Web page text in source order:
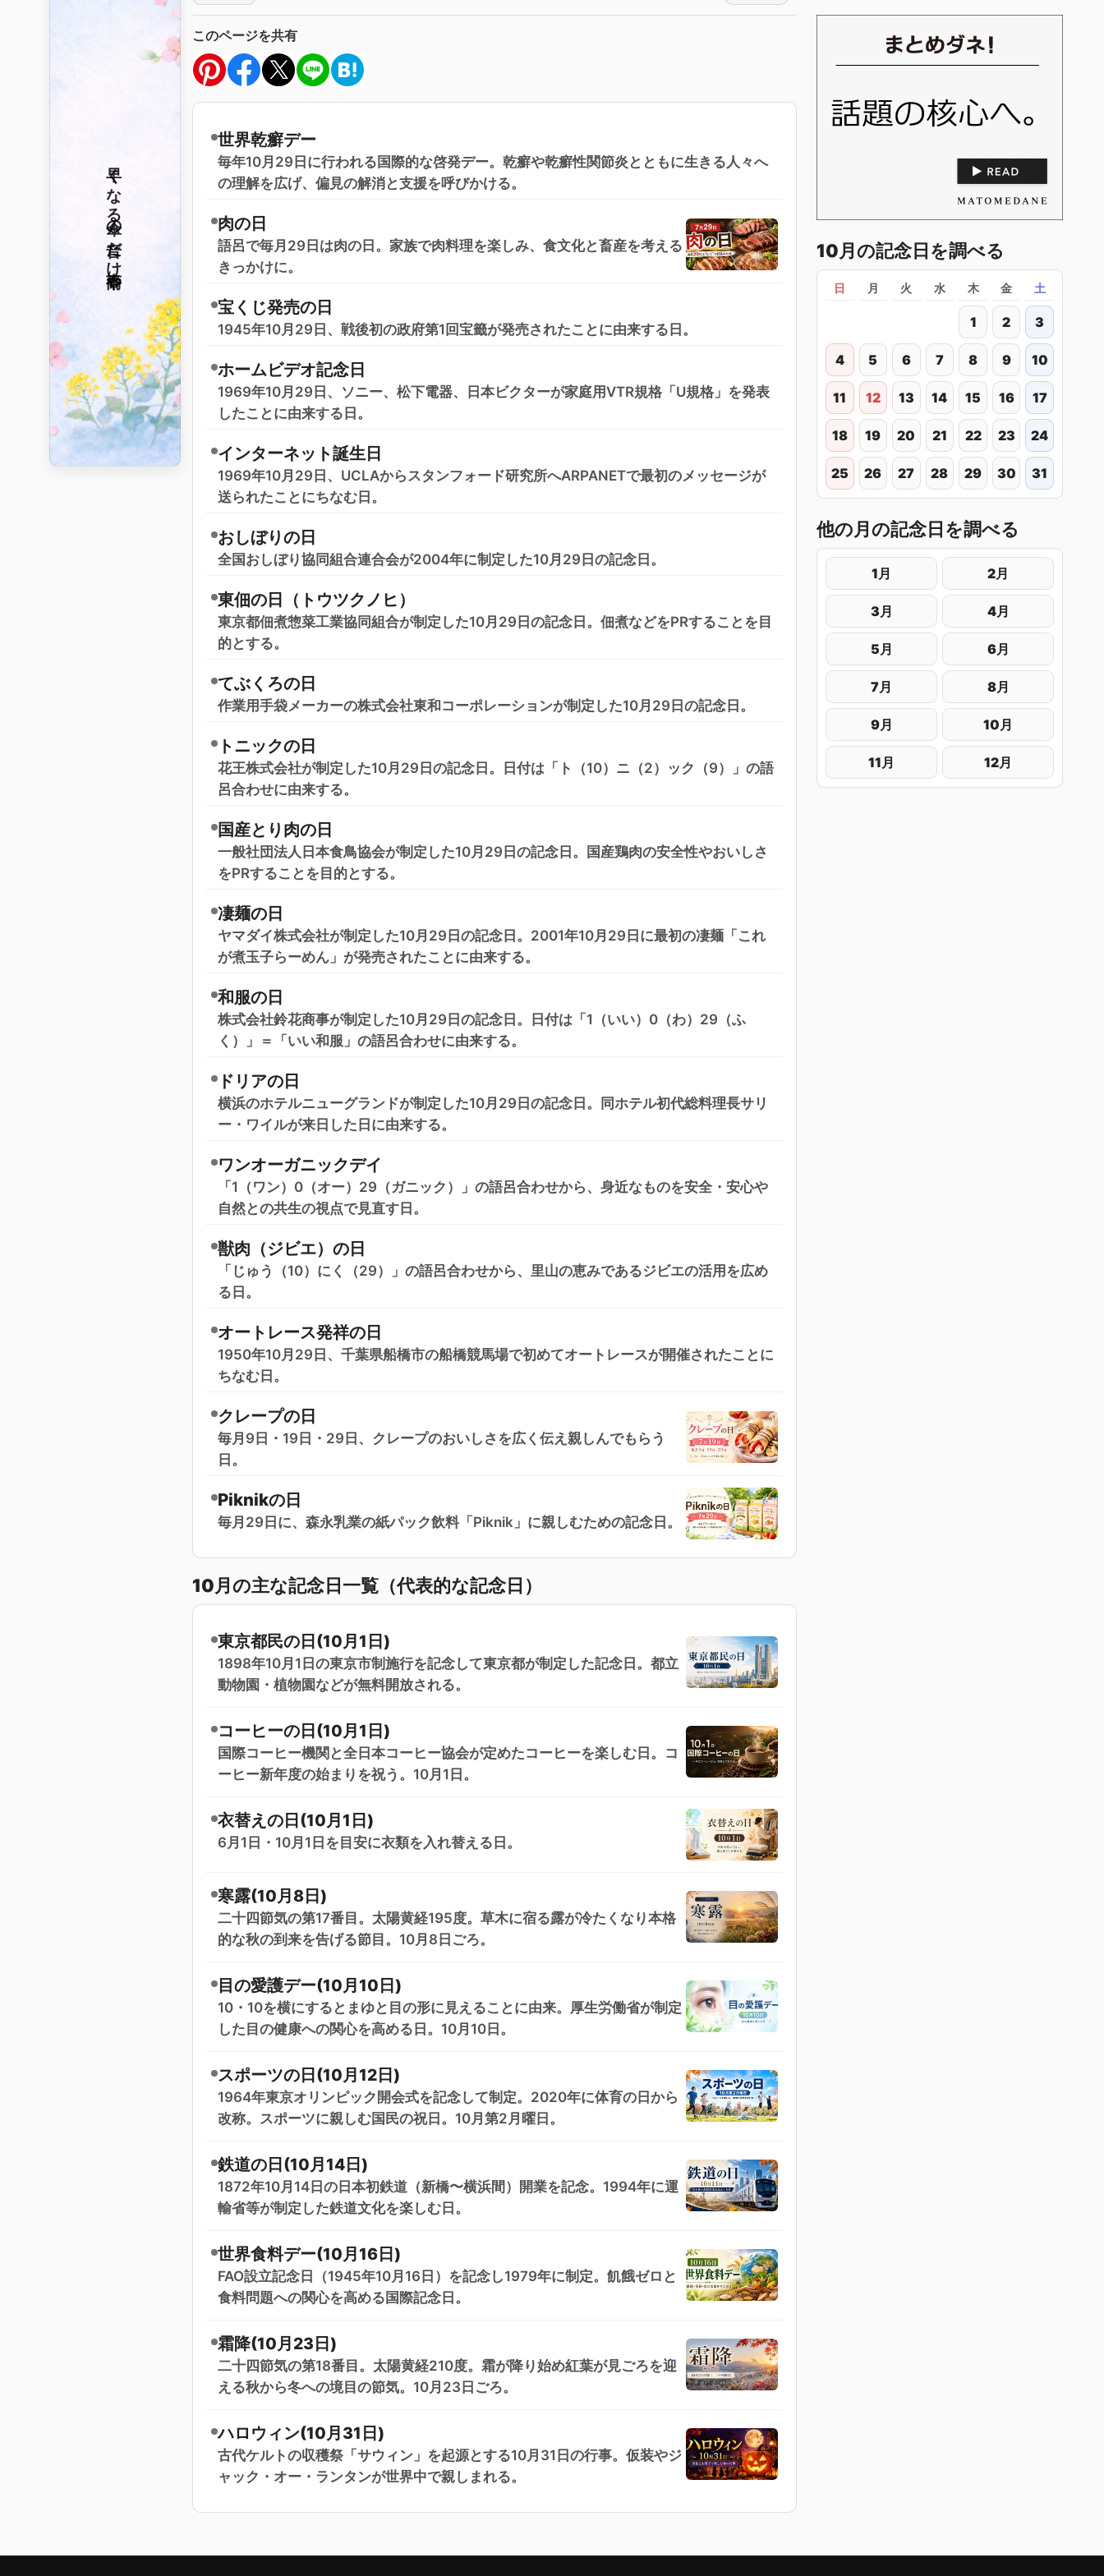
このページを共有
世界乾癬デー
毎年10月29日に行われる国際的な啓発デー。乾癬や乾癬性関節炎とともに生きる人々へ
の理解を広げ、偏見の解消と支援を呼びかける。
肉の日
語呂で毎月29日は肉の日。家族で肉料理を楽しみ、食文化と畜産を考える
きっかけに。
宝くじ発売の日
1945年10月29日、戦後初の政府第1回宝籤が発売されたことに由来する日。
ホームビデオ記念日
1969年10月29日、ソニー、松下電器、日本ビクターが家庭用VTR規格「U規格」を発表
したことに由来する日。
インターネット誕生日
1969年10月29日、UCLAからスタンフォード研究所へARPANETで最初のメッセージが
送られたことにちなむ日。
おしぼりの日
全国おしぼり協同組合連合会が2004年に制定した10月29日の記念日。
東佃の日（トウツクノヒ）
東京都佃煮惣菜工業協同組合が制定した10月29日の記念日。佃煮などをPRすることを目
的とする。
てぶくろの日
作業用手袋メーカーの株式会社東和コーポレーションが制定した10月29日の記念日。
トニックの日
花王株式会社が制定した10月29日の記念日。日付は「ト（10）ニ（2）ック（9）」の語
呂合わせに由来する。
国産とり肉の日
一般社団法人日本食鳥協会が制定した10月29日の記念日。国産鶏肉の安全性やおいしさ
をPRすることを目的とする。
凄麺の日
ヤマダイ株式会社が制定した10月29日の記念日。2001年10月29日に最初の凄麺「これ
が煮玉子らーめん」が発売されたことに由来する。
和服の日
株式会社鈴花商事が制定した10月29日の記念日。日付は「1（いい）0（わ）29（ふ
く）」＝「いい和服」の語呂合わせに由来する。
ドリアの日
横浜のホテルニューグランドが制定した10月29日の記念日。同ホテル初代総料理長サリ
ー・ワイルが来日した日に由来する。
ワンオーガニックデイ
「1（ワン）0（オー）29（ガニック）」の語呂合わせから、身近なものを安全・安心や
自然との共生の視点で見直す日。
獣肉（ジビエ）の日
「じゅう（10）にく（29）」の語呂合わせから、里山の恵みであるジビエの活用を広め
る日。
オートレース発祥の日
1950年10月29日、千葉県船橋市の船橋競馬場で初めてオートレースが開催されたことに
ちなむ日。
クレープの日
毎月9日・19日・29日、クレープのおいしさを広く伝え親しんでもらう
日。
Piknikの日
毎月29日に、森永乳業の紙パック飲料「Piknik」に親しむための記念日。
10月の主な記念日一覧（代表的な記念日）
東京都民の日(10月1日)
1898年10月1日の東京市制施行を記念して東京都が制定した記念日。都立
動物園・植物園などが無料開放される。
コーヒーの日(10月1日)
国際コーヒー機関と全日本コーヒー協会が定めたコーヒーを楽しむ日。コ
ーヒー新年度の始まりを祝う。10月1日。
衣替えの日(10月1日)
6月1日・10月1日を目安に衣類を入れ替える日。
寒露(10月8日)
二十四節気の第17番目。太陽黄経195度。草木に宿る露が冷たくなり本格
的な秋の到来を告げる節目。10月8日ごろ。
目の愛護デー(10月10日)
10・10を横にするとまゆと目の形に見えることに由来。厚生労働省が制定
した目の健康への関心を高める日。10月10日。
スポーツの日(10月12日)
1964年東京オリンピック開会式を記念して制定。2020年に体育の日から
改称。スポーツに親しむ国民の祝日。10月第2月曜日。
鉄道の日(10月14日)
1872年10月14日の日本初鉄道（新橋〜横浜間）開業を記念。1994年に運
輸省等が制定した鉄道文化を楽しむ日。
世界食料デー(10月16日)
FAO設立記念日（1945年10月16日）を記念し1979年に制定。飢餓ゼロと
食料問題への関心を高める国際記念日。
霜降(10月23日)
二十四節気の第18番目。太陽黄経210度。霜が降り始め紅葉が見ごろを迎
える秋から冬への境目の節気。10月23日ごろ。
ハロウィン(10月31日)
古代ケルトの収穫祭「サウィン」を起源とする10月31日の行事。仮装やジ
ャック・オー・ランタンが世界中で親しまれる。
10月の記念日を調べる
日 月 火 水 木 金 土
1 2 3
4 5 6 7 8 9 10
11 12 13 14 15 16 17
18 19 20 21 22 23 24
25 26 27 28 29 30 31
他の月の記念日を調べる
1月 2月
3月 4月
5月 6月
7月 8月
9月 10月
11月 12月
春雨や
傘の音だけ
早くなる